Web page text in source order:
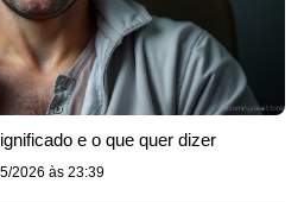
e o que quer dizer
2026 às 23:39